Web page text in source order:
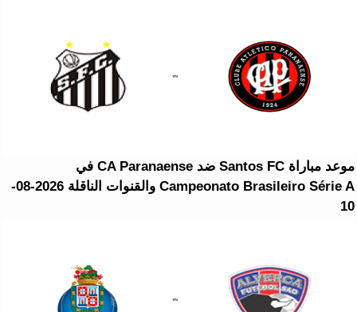
موعد مباراة Santos FC ضد CA Paranaense في
Campeonato Brasileiro Série A والقنوات الناقلة 2026-08-
10